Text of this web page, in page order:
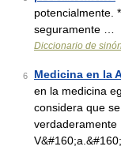
potencialmente.
seguramente …
Diccionario de
6 Medicina en la
en la medicina
considera que
verdaderamente